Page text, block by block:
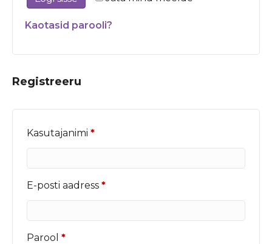
Kaotasid parooli?
Registreeru
Kasutajanimi *Nõutud
E-posti aadress *Nõutud
Parool *Nõutud